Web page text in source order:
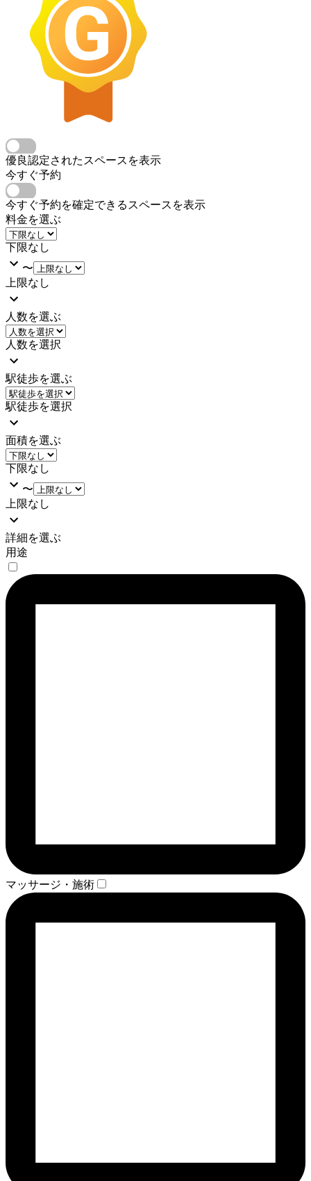
優良認定されたスペースを表示
今すぐ予約
今すぐ予約を確定できるスペースを表示
料金を選ぶ
下限なし
〜
上限なし
人数を選ぶ
人数を選択
駅徒歩を選ぶ
駅徒歩を選択
面積を選ぶ
下限なし
〜
上限なし
詳細を選ぶ
用途
マッサージ・施術